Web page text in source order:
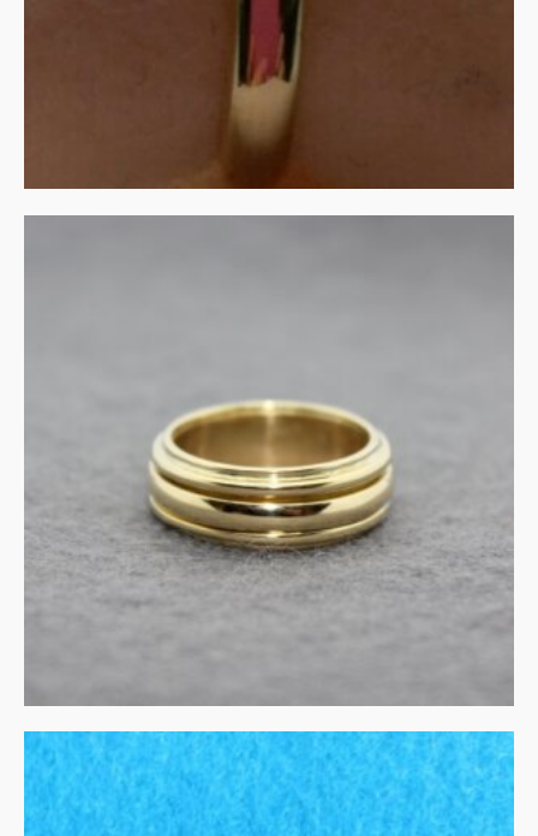
MEER INFORMATIE
Spinner in 18ct oud goud
MEER INFORMATIE